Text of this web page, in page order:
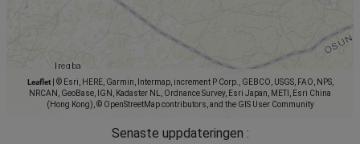
Leaflet
© Esri, HERE, Garmin, Intermap, increment P Corp., GEBCO, USGS, FAO, NPS,
NRCAN, GeoBase, IGN, Kadaster NL, Ordnance Survey, Esri Japan, METI, Esri China
(Hong Kong), © OpenStreetMap contributors, and the GIS User Community
Senaste uppdateringen :